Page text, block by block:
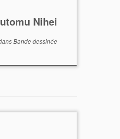
Nihei
Bande dessinée